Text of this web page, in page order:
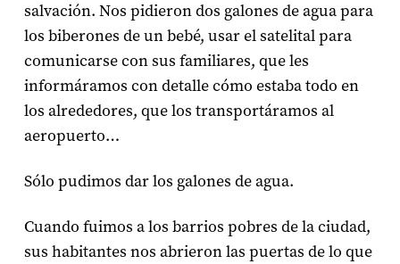
salvación. Nos pidieron dos galones de agua para
los biberones de un bebé, usar el satelital para
comunicarse con sus familiares, que les
informáramos con detalle cómo estaba todo en
los alrededores, que los transportáramos al
aeropuerto…
Sólo pudimos dar los galones de agua.
Cuando fuimos a los barrios pobres de la ciudad,
sus habitantes nos abrieron las puertas de lo que